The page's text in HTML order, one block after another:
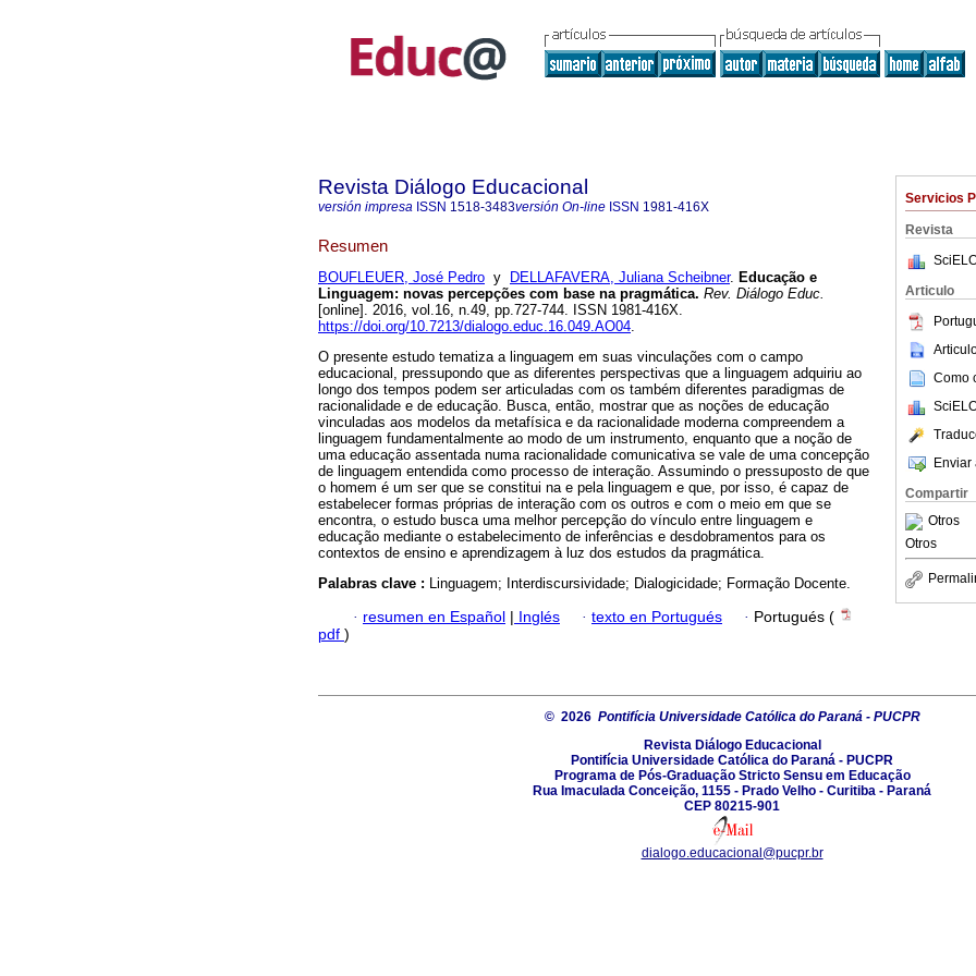
Servicios
Revista
Articulo
Como
Enviar
Compartir
Otros
Otros
Revista Diálogo Educacional
versión impresa ISSN 1518-3483versión On-line ISSN 1981-416X
Resumen
BOUFLEUER, José Pedro y DELLAFAVERA, Juliana Scheibner. Educação e
Linguagem: novas percepções com base na pragmática. Rev. Diálogo Educ.
[online]. 2016, vol.16, n.49, pp.727-744. ISSN 1981-416X.
https://doi.org/10.7213/dialogo.educ.16.049.AO04.
O presente estudo tematiza a linguagem em suas vinculações com o campo
educacional, pressupondo que as diferentes perspectivas que a linguagem adquiriu ao
longo dos tempos podem ser articuladas com os também diferentes paradigmas de
racionalidade e de educação. Busca, então, mostrar que as noções de educação
vinculadas aos modelos da metafísica e da racionalidade moderna compreendem a
linguagem fundamentalmente ao modo de um instrumento, enquanto que a noção de
uma educação assentada numa racionalidade comunicativa se vale de uma concepção
de linguagem entendida como processo de interação. Assumindo o pressuposto de que
o homem é um ser que se constitui na e pela linguagem e que, por isso, é capaz de
estabelecer formas próprias de interação com os outros e com o meio em que se
encontra, o estudo busca uma melhor percepção do vínculo entre linguagem e
educação mediante o estabelecimento de inferências e desdobramentos para os
contextos de ensino e aprendizagem à luz dos estudos da pragmática.
Palabras clave : Linguagem; Interdiscursividade; Dialogicidade; Formação Docente.
· resumen en Español | Inglés · texto en Portugués · Portugués (
pdf )
© 2026 Pontifícia Universidade Católica do Paraná - PUCPR
Revista Diálogo Educacional
Pontifícia Universidade Católica do Paraná - PUCPR
Programa de Pós-Graduação Stricto Sensu em Educação
Rua Imaculada Conceição, 1155 - Prado Velho - Curitiba - Paraná
CEP 80215-901
dialogo.educacional@pucpr.br